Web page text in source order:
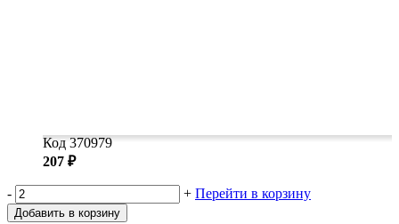
Код 370979
207 ₽
- + Перейти в корзину
Добавить в корзину